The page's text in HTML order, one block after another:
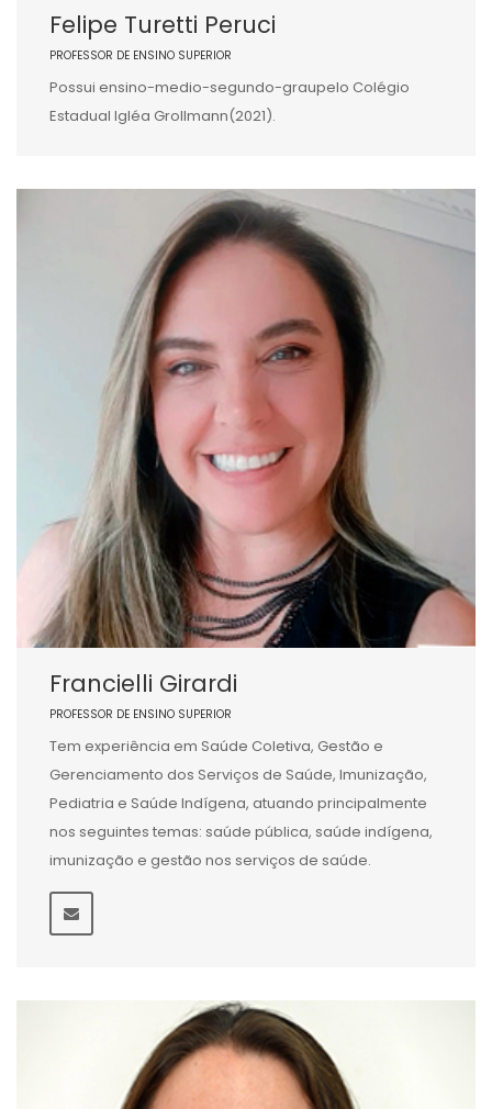
Felipe Turetti Peruci
PROFESSOR DE ENSINO SUPERIOR
Possui ensino-medio-segundo-graupelo Colégio
Estadual Igléa Grollmann(2021).
Francielli Girardi
PROFESSOR DE ENSINO SUPERIOR
Tem experiência em Saúde Coletiva, Gestão e
Gerenciamento dos Serviços de Saúde, Imunização,
Pediatria e Saúde Indígena, atuando principalmente
nos seguintes temas: saúde pública, saúde indígena,
imunização e gestão nos serviços de saúde.